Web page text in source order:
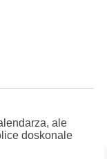
ale
doskonale